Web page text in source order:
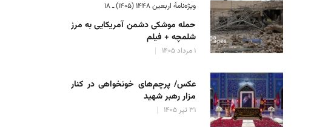
ویژه‌نامهٔ اربعین ۱۴۴۸ (۱۴۰۵) ـ ۱۸
حمله موشکی دشمن آمریکایی به مرز
شلمچه + فیلم
۱ مرداد ۱۴۰۵
عکس/ پرچم‌های خونخواهی در کنار
مزار رهبر شهید
۳۱ تیر ۱۴۰۵